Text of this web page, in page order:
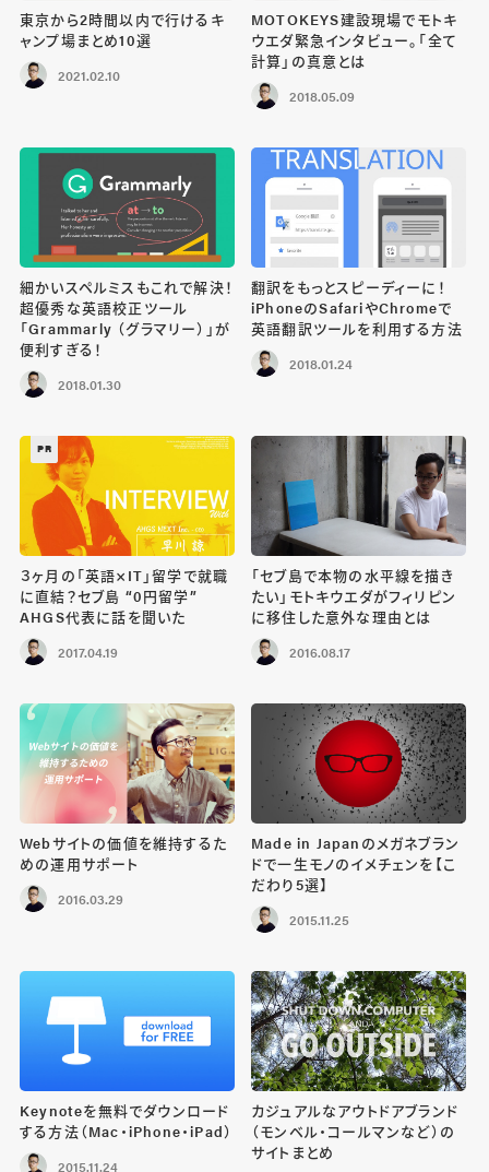
東京から2時間以内で行けるキ
ャンプ場まとめ10選
2021.02.10
MOTOKEYS建設現場でモトキ
ウエダ緊急インタビュー。「全て
計算」の真意とは
2018.05.09
細かいスペルミスもこれで解決！
超優秀な英語校正ツール
「Grammarly （グラマリー）」が
便利すぎる！
2018.01.30
翻訳をもっとスピーディーに！
iPhoneのSafariやChromeで
英語翻訳ツールを利用する方法
2018.01.24
PR
３ヶ月の「英語×IT」留学で就職
に直結？セブ島 “0円留学”
AHGS代表に話を聞いた
2017.04.19
「セブ島で本物の水平線を描き
たい」モトキウエダがフィリピン
に移住した意外な理由とは
2016.08.17
Webサイトの価値を維持するた
めの運用サポート
2016.03.29
Made in Japanのメガネブラン
ドで一生モノのイメチェンを【こ
だわり5選】
2015.11.25
Keynoteを無料でダウンロード
する方法（Mac・iPhone・iPad）
2015.11.24
カジュアルなアウトドアブランド
（モンベル・コールマンなど）の
サイトまとめ